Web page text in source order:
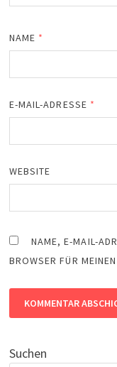
NAME *
E-MAIL-ADRESSE *
WEBSITE
NAME, E-MAIL-
BROWSER FÜR
Suchen